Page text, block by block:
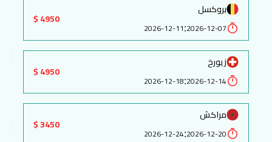
بروكسل
2026-12-07
:
2026-12-11
4950 $
زيورخ
2026-12-14
:
2026-12-18
4950 $
مراكش
2026-12-20
:
2026-12-24
3450 $